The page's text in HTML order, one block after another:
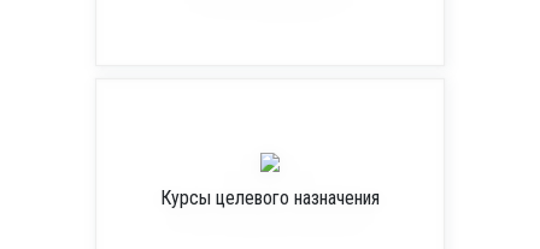
Курсы целевого назначения